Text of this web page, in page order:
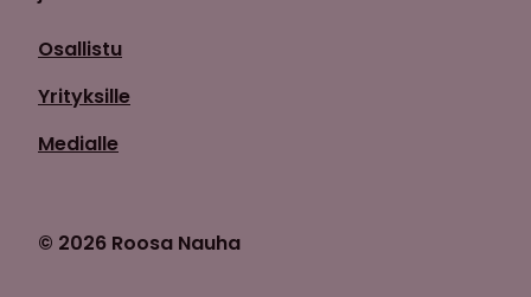
Osallistu
Yrityksille
Medialle
© 2026 Roosa Nauha